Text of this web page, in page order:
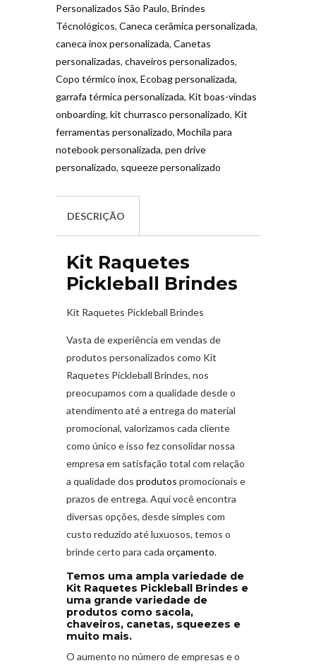
Personalizados São Paulo, Brindes
Técnológicos, Caneca cerâmica personalizada,
caneca inox personalizada, Canetas
personalizadas, chaveiros personalizados,
Copo térmico inox, Ecobag personalizada,
garrafa térmica personalizada, Kit boas-vindas
onboarding, kit churrasco personalizado, Kit
ferramentas personalizado, Mochila para
notebook personalizada, pen drive
personalizado, squeeze personalizado
DESCRIÇÃO
Kit Raquetes
Pickleball Brindes
Kit Raquetes Pickleball Brindes
Vasta de experiência em vendas de
produtos personalizados como Kit
Raquetes Pickleball Brindes, nos
preocupamos com a qualidade desde o
atendimento até a entrega do material
promocional, valorizamos cada cliente
como único e isso fez consolidar nossa
empresa em satisfação total com relação
a qualidade dos produtos promocionais e
prazos de entrega. Aqui você encontra
diversas opções, desde simples com
custo reduzido até luxuosos, temos o
brinde certo para cada orçamento.
Temos uma ampla variedade de
Kit Raquetes Pickleball Brindes e
uma grande variedade de
produtos como sacola,
chaveiros, canetas, squeezes e
muito mais.
O aumento no número de empresas e o